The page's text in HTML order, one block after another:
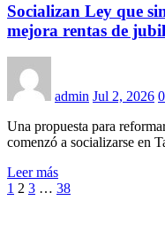
Socializan Ley que
mejora rentas de
admin Jul 2, 2026 0
Una propuesta para
comenzó a socializarse en
Leer más
Paginación
1 2 3 … 38